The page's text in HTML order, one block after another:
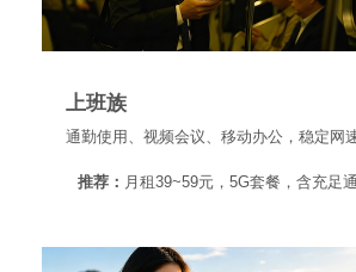
上班族
通勤使用、视频会议、移动办公，稳定网
推荐： 月租39~59元，5G套餐，含充足